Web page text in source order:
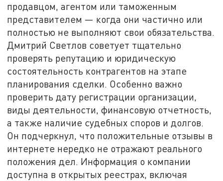
продавцом, агентом или таможенным
представителем — когда они частично или
полностью не выполняют свои обязательства.
Дмитрий Светлов советует тщательно
проверять репутацию и юридическую
состоятельность контрагентов на этапе
планирования сделки. Особенно важно
проверить дату регистрации организации,
виды деятельности, финансовую отчетность,
а также наличие судебных споров и долгов.
Он подчеркнул, что положительные отзывы в
интернете нередко не отражают реального
положения дел. Информация о компании
доступна в открытых реестрах, включая